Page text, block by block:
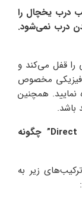
و کودک ۲ ساله مرتب درب یخچال را
درب نمی‌شود.
را قفل می‌کند و
فیزیکی مخصوص
همچنین
باشد.
قفل کودک لباسشویی ال‌جی “Direct Drive 8kg” چگونه
زیر به